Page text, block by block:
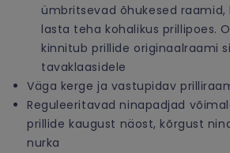
ümbritsevad õhukesed raamid,
lasta teha kohalikus prillipoes.
kinnitub prillide originaalraami
tavaklaasidele
Väga kerge ja vastupidav
Reguleeritavad ninapadjad
prillide kaugust näost, kõrgust
nurka